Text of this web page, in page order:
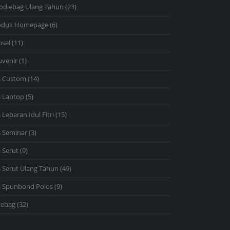
Ulang Tahun 2323
products
Homepage 66
products
1111
products
11
product
Custom 1414
products
Laptop 55
products
Lebaran Idul Fitri 1515
products
Seminar 33
products
Serut 99
products
Serut Ulang Tahun 4949
products
Spunbond Polos 99
products
3232
products